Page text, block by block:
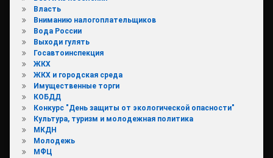
Власть
Вниманию налогоплательщиков
Вода России
Выходи гулять
Госавтоинспекция
ЖКХ
ЖКХ и городская среда
Имущественные торги
КОБДД
Конкурс "День защиты от экологической опасности"
Культура, туризм и молодежная политика
МКДН
Молодежь
МФЦ